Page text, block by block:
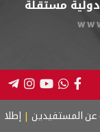
مستقلة
موظفي التعليم